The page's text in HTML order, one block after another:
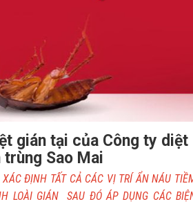
gián tại của Công ty diệt
trùng Sao Mai
XÁC ĐỊNH TẤT CẢ CÁC VỊ TRÍ ẨN NÁU
LOÀI GIÁN SAU ĐÓ ÁP DỤNG CÁC